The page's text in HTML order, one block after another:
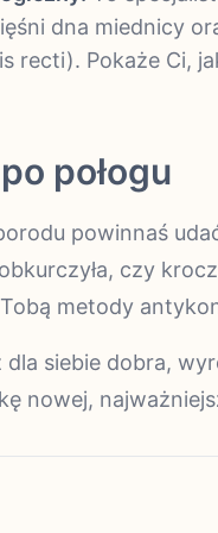
dna miednicy
recti). Pokaże Ci,
połogu
powinnaś
czy
metody
siebie dobra,
nowej,